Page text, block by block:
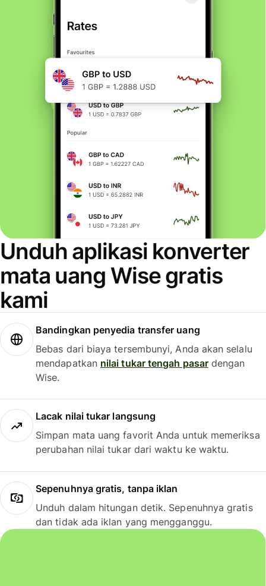
Unduh aplikasi konverter
mata uang Wise gratis
kami
Bandingkan penyedia transfer uang
Bebas dari biaya tersembunyi, Anda akan selalu
mendapatkan nilai tukar tengah pasardengan
Wise.
Lacak nilai tukar langsung
Simpan mata uang favorit Anda untuk memeriksa
perubahan nilai tukar dari waktu ke waktu.
Sepenuhnya gratis, tanpa iklan
Unduh dalam hitungan detik. Sepenuhnya gratis
dan tidak ada iklan yang mengganggu.